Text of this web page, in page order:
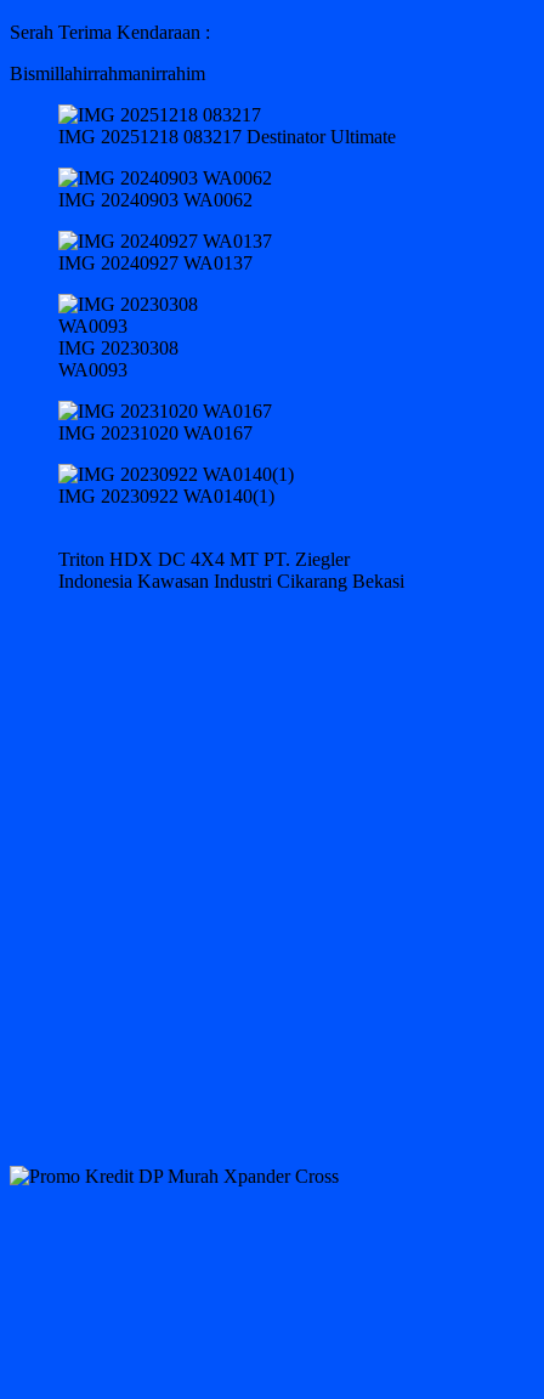
Serah Terima Kendaraan :
Bismillahirrahmanirrahim
IMG 20251218 083217 Destinator Ultimate
IMG 20240903 WA0062
IMG 20240927 WA0137
IMG 20230308
WA0093
IMG 20231020 WA0167
IMG 20230922 WA0140(1)
Triton HDX DC 4X4 MT PT. Ziegler
Indonesia Kawasan Industri Cikarang Bekasi